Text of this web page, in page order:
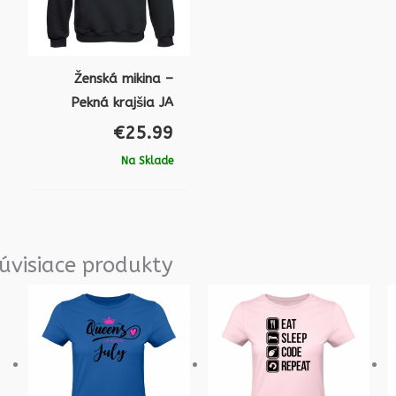
Ženská mikina –
Pekná krajšia JA
€25.99
Na Sklade
produkty